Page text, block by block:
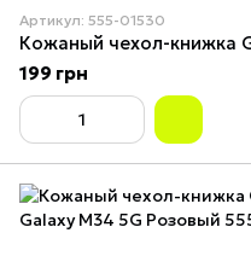
Артикул: 555-01530
199 грн